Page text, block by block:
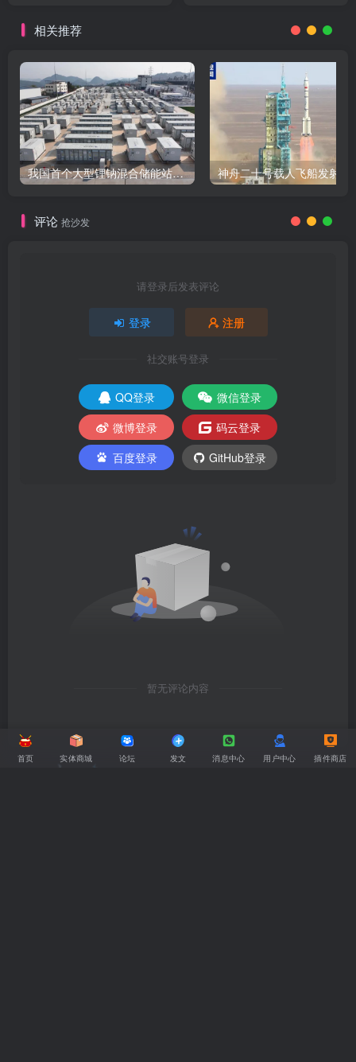
相关推荐
我国首个大型锂钠混合储能站投产，开启储能新时代
评论 抢沙发
请登录后发表评论
登录 注册
社交账号登录
QQ登录
微信登录
微博登录
码云登录
百度登录
GitHub登录
暂无评论内容
首页 实体商城 论坛 发文 消息中心 用户中心 插件商店